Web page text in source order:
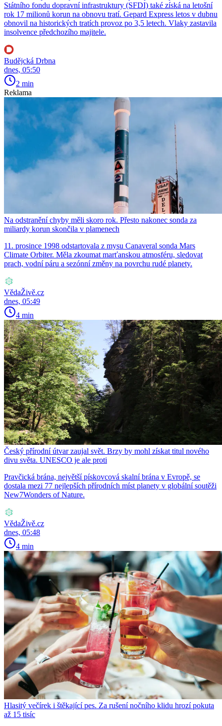
Státního fondu dopravní infrastruktury (SFDI) také získá na letošní
rok 17 milionů korun na obnovu tratí. Gepard Express letos v dubnu
obnovil na historických tratích provoz po 3,5 letech. Vlaky zastavila
insolvence předchozího majitele.
Budějcká Drbna
dnes, 05:50
2 min
Reklama
Na odstranění chyby měli skoro rok. Přesto nakonec sonda za
miliardy korun skončila v plamenech
11. prosince 1998 odstartovala z mysu Canaveral sonda Mars
Climate Orbiter. Měla zkoumat marťanskou atmosféru, sledovat
prach, vodní páru a sezónní změny na povrchu rudé planety.
VědaŽivě.cz
dnes, 05:49
4 min
Český přírodní útvar zaujal svět. Brzy by mohl získat titul nového
divu světa. UNESCO je ale proti
Pravčická brána, největší pískovcová skalní brána v Evropě, se
dostala mezi 77 nejlepších přírodních míst planety v globální soutěži
New7Wonders of Nature.
VědaŽivě.cz
dnes, 05:48
4 min
Hlasitý večírek i štěkající pes. Za rušení nočního klidu hrozí pokuta
až 15 tisíc